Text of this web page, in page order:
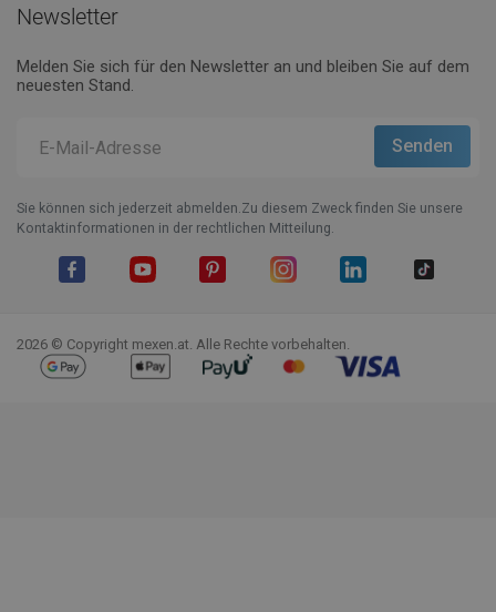
Newsletter
Melden Sie sich für den Newsletter an und bleiben Sie auf dem
neuesten Stand.
Sie können sich jederzeit abmelden.Zu diesem Zweck finden Sie unsere
Kontaktinformationen in der rechtlichen Mitteilung.
2026 © Copyright mexen.at. Alle Rechte vorbehalten.